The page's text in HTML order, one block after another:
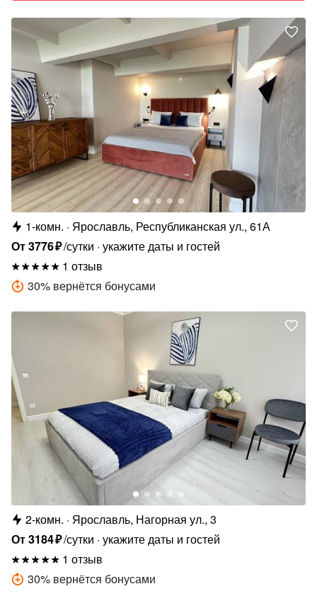
1-комн.
Ярославль, Республиканская ул., 61А
От3776₽/сутки укажите даты и гостей
1 отзыв
30% вернётся бонусами
2-комн.
Ярославль, Нагорная ул., 3
От3184₽/сутки укажите даты и гостей
1 отзыв
30% вернётся бонусами